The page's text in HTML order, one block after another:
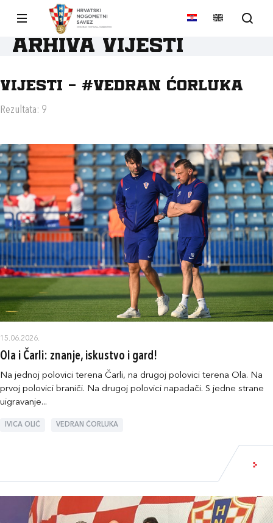
Arhiva vijesti
Vijesti - #VEDRAN ĆORLUKA
Rezultata: 9
15.06.2026.
Ola i Čarli: znanje, iskustvo i gard!
Na jednoj polovici terena Čarli, na drugoj polovici terena Ola. Na
prvoj polovici braniči. Na drugoj polovici napadači. S jedne strane
uigravanje...
IVICA OLIĆ VEDRAN ĆORLUKA